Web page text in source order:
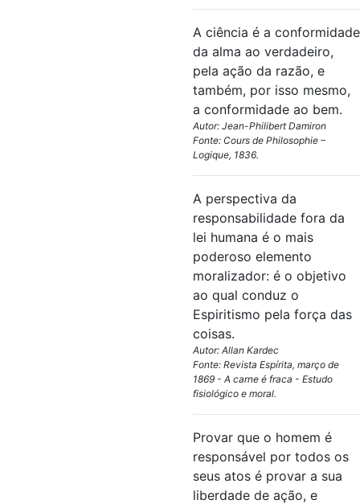
A ciência é a conformidade
da alma ao verdadeiro,
pela ação da razão, e
também, por isso mesmo,
a conformidade ao bem.
Autor: Jean-Philibert Damiron
Fonte: Cours de Philosophie –
Logique, 1836.
A perspectiva da
responsabilidade fora da
lei humana é o mais
poderoso elemento
moralizador: é o objetivo
ao qual conduz o
Espiritismo pela força das
coisas.
Autor: Allan Kardec
Fonte: Revista Espírita, março de
1869 - A carne é fraca - Estudo
fisiológico e moral.
Provar que o homem é
responsável por todos os
seus atos é provar a sua
liberdade de ação, e